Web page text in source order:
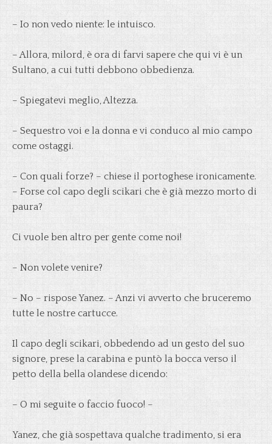
– Io non vedo niente: le intuisco.
– Allora, milord, è ora di farvi sapere che qui vi è un
Sultano, a cui tutti debbono obbedienza.
– Spiegatevi meglio, Altezza.
– Sequestro voi e la donna e vi conduco al mio campo
come ostaggi.
– Con quali forze? – chiese il portoghese ironicamente.
– Forse col capo degli scikari che è già mezzo morto di
paura?
Ci vuole ben altro per gente come noi!
– Non volete venire?
– No – rispose Yanez. – Anzi vi avverto che bruceremo
tutte le nostre cartucce.
Il capo degli scikari, obbedendo ad un gesto del suo
signore, prese la carabina e puntò la bocca verso il
petto della bella olandese dicendo:
– O mi seguite o faccio fuoco! –
Yanez, che già sospettava qualche tradimento, si era